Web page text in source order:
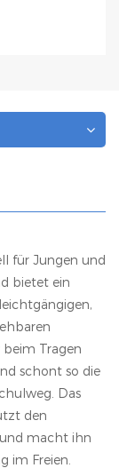
für Jungen und
bietet ein
Tragen
schont so die
Das
den
macht ihn
im Freien.